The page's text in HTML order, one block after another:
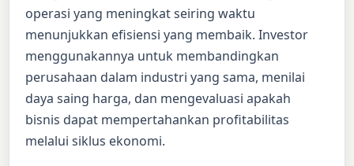
operasi yang meningkat seiring waktu
menunjukkan efisiensi yang membaik. Investor
menggunakannya untuk membandingkan
perusahaan dalam industri yang sama, menilai
daya saing harga, dan mengevaluasi apakah
bisnis dapat mempertahankan profitabilitas
melalui siklus ekonomi.